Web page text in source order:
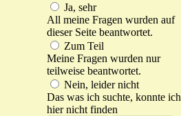
Ja, sehr
All meine Fragen wurden auf
dieser Seite beantwortet.
Zum Teil
Meine Fragen wurden nur
teilweise beantwortet.
Nein, leider nicht
Das was ich suchte, konnte ich
hier nicht finden